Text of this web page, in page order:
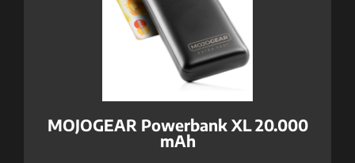
MOJOGEAR Powerbank XL 20.000
mAh